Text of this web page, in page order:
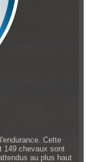
Cette
149 chevaux sont
au plus haut